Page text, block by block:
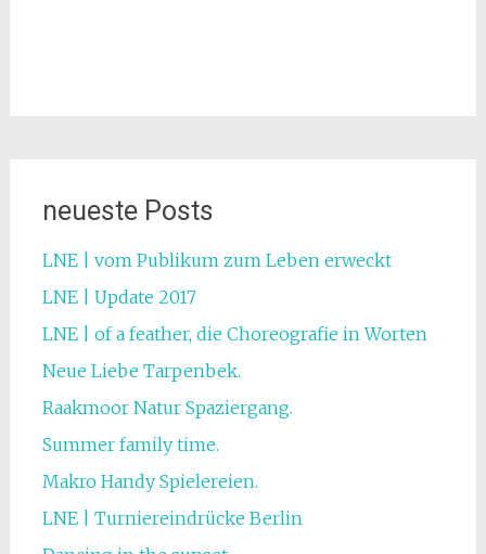
neueste Posts
LNE | vom Publikum zum Leben erweckt
LNE | Update 2017
LNE | of a feather, die Choreografie in Worten
Neue Liebe Tarpenbek.
Raakmoor Natur Spaziergang.
Summer family time.
Makro Handy Spielereien.
LNE | Turniereindrücke Berlin